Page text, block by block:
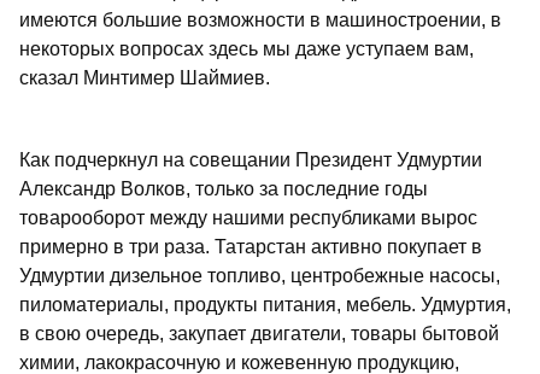
имеются большие возможности в машиностроении, в
некоторых вопросах здесь мы даже уступаем вам,
сказал Минтимер Шаймиев.
Как подчеркнул на совещании Президент Удмуртии
Александр Волков, только за последние годы
товарооборот между нашими республиками вырос
примерно в три раза. Татарстан активно покупает в
Удмуртии дизельное топливо, центробежные насосы,
пиломатериалы, продукты питания, мебель. Удмуртия,
в свою очередь, закупает двигатели, товары бытовой
химии, лакокрасочную и кожевенную продукцию,